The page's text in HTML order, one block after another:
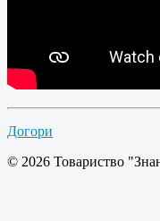
Догори
© 2026 Товариство